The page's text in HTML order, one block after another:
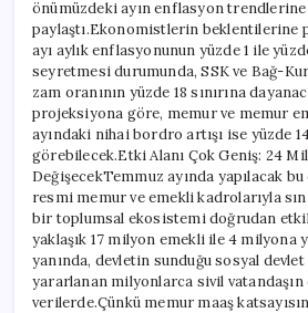
önümüzdeki ayın enflasyon
paylaştı.Ekonomistlerin beklentilerine
ayı aylık enflasyonunun yüzde 1 ile
seyretmesi durumunda, SSK ve Bağ-
zam oranının yüzde 18 sınırına
projeksiyona göre, memur ve memur
ayındaki nihai bordro artışı ise yüzde
görebilecek.Etki Alanı Çok Geniş: 24
DeğişecekTemmuz ayında yapılacak
resmi memur ve emekli kadrolarıyla
bir toplumsal ekosistemi doğrudan
yaklaşık 17 milyon emekli ile 4 milyona
yanında, devletin sunduğu sosyal
yararlanan milyonlarca sivil vatandaşın
verilerde.Çünkü memur maaş